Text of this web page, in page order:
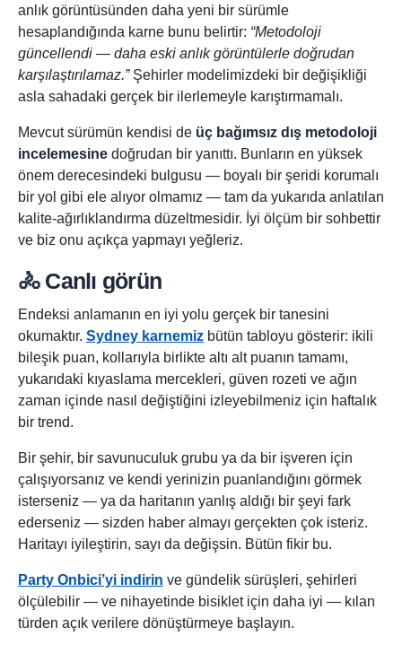
anlık görüntüsünden daha yeni bir sürümle
hesaplandığında karne bunu belirtir: “Metodoloji
güncellendi — daha eski anlık görüntülerle doğrudan
karşılaştırılamaz.”Şehirler modelimizdeki bir değişikliği
asla sahadaki gerçek bir ilerlemeyle karıştırmamalı.
Mevcut sürümün kendisi de üç bağımsız dış metodoloji
incelemesine doğrudan bir yanıttı. Bunların en yüksek
önem derecesindeki bulgusu — boyalı bir şeridi korumalı
bir yol gibi ele alıyor olmamız — tam da yukarıda anlatılan
kalite-ağırlıklandırma düzeltmesidir. İyi ölçüm bir sohbettir
ve biz onu açıkça yapmayı yeğleriz.
🚴 Canlı görün
Endeksi anlamanın en iyi yolu gerçek bir tanesini
okumaktır. Sydney karnemiz bütün tabloyu gösterir: ikili
bileşik puan, kollarıyla birlikte altı alt puanın tamamı,
yukarıdaki kıyaslama mercekleri, güven rozeti ve ağın
zaman içinde nasıl değiştiğini izleyebilmeniz için haftalık
bir trend.
Bir şehir, bir savunuculuk grubu ya da bir işveren için
çalışıyorsanız ve kendi yerinizin puanlandığını görmek
isterseniz — ya da haritanın yanlış aldığı bir şeyi fark
ederseniz — sizden haber almayı gerçekten çok isteriz.
Haritayı iyileştirin, sayı da değişsin. Bütün fikir bu.
Party Onbici’yi indirin ve gündelik sürüşleri, şehirleri
ölçülebilir — ve nihayetinde bisiklet için daha iyi — kılan
türden açık verilere dönüştürmeye başlayın.